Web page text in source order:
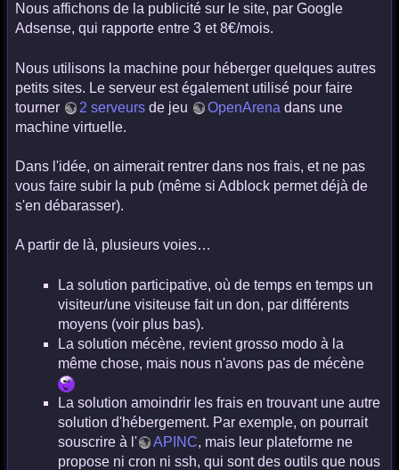
Nous affichons de la publicité sur le site, par Google
Adsense, qui rapporte entre 3 et 8€/mois.
Nous utilisons la machine pour héberger quelques autres
petits sites. Le serveur est également utilisé pour faire
tourner
2 serveurs de jeu OpenArena dans une
machine virtuelle.
Dans l'idée, on aimerait rentrer dans nos frais, et ne pas
vous faire subir la pub (même si Adblock permet déjà de
s'en débarasser).
A partir de là, plusieurs voies…
La solution participative, où de temps en temps un
visiteur/une visiteuse fait un don, par différents
moyens (voir plus bas).
La solution mécène, revient grosso modo à la
même chose, mais nous n'avons pas de mécène
La solution amoindrir les frais en trouvant une autre
solution d'hébergement. Par exemple, on pourrait
souscrire à l'
APINC, mais leur plateforme ne
propose ni cron ni ssh, qui sont des outils que nous